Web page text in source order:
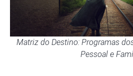
Matriz do Destino: Programas
Pessoal e